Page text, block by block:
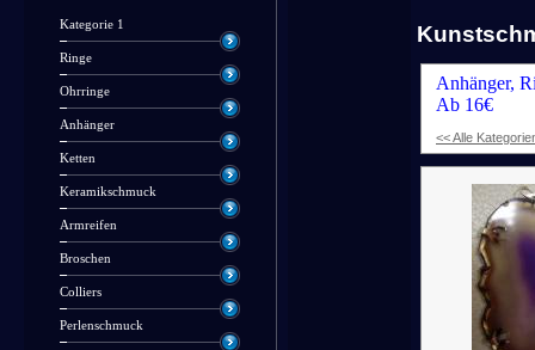
Kategorie 1
Ringe
Ohrringe
Anhänger
Ketten
Keramikschmuck
Armreifen
Broschen
Colliers
Perlenschmuck
Anhänger,
Ab 16€
<< Alle